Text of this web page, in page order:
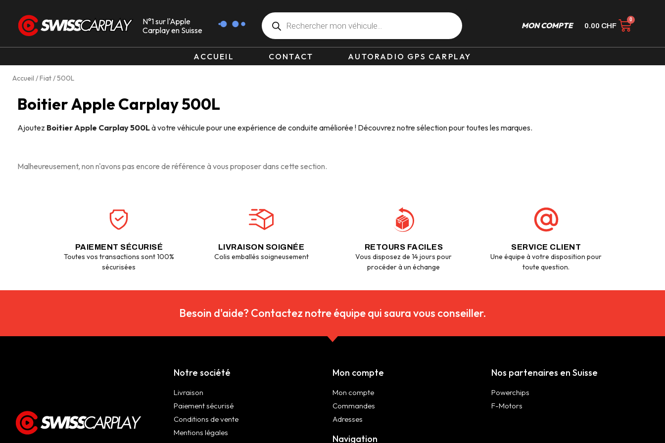
N°1 sur l'Apple
Carplay en Suisse
MON COMPTE 0.00 CHF
ACCUEIL CONTACT AUTORADIO GPS CARPLAY
Accueil /Fiat/ 500L
Boitier Apple Carplay 500L
Ajoutez Boitier Apple Carplay 500Là votre véhicule pour une expérience de conduite améliorée ! Découvrez notre sélection pour toutes les marques.
Malheureusement, non n'avons pas encore de référence à vous proposer dans cette section.
PAIEMENT SÉCURISÉ
Toutes vos transactions sont 100%
sécurisées
LIVRAISON SOIGNÉE
Colis emballés soigneusement
RETOURS FACILES
Vous disposez de 14 jours pour
procéder à un échange
SERVICE CLIENT
Une équipe à votre disposition pour
toute question.
Besoin d'aide? Contactez notre équipe qui saura vous conseiller.
Notre société
Livraison
Paiement sécurisé
Conditions de vente
Mentions légales
Mon compte
Mon compte
Commandes
Adresses
Navigation
Nos partenaires en Suisse
Powerchips
F-Motors